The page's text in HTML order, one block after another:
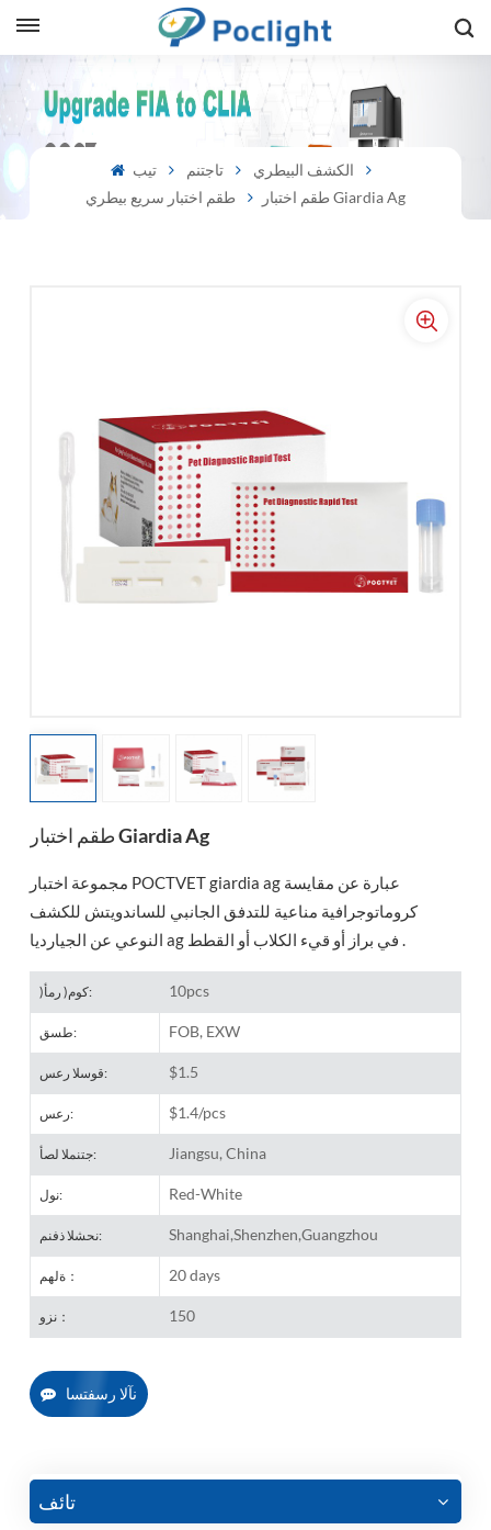
تيب تاجتنم
الكشف البيطري
طقم اختبار سريع بيطري
طقم اختبار Giardia Ag
طقم اختبار Giardia Ag
مجموعة اختبار POCTVET giardia ag عبارة عن مقايسة
كروماتوجرافية مناعية للتدفق الجانبي للساندويتش للكشف
)كوم( رمأ: 10pcs
طسق: FOB, EXW
قوسلا رعس: $1.5
رعس: $1.4/pcs
جتنملا لصأ: Jiangsu, China
نول: Red-White
نحشلا ذفنم: Shanghai,Shenzhen,Guangzhou
ةلهم： 20 days
نزو： 150
نآلا رسفتسا
تائف